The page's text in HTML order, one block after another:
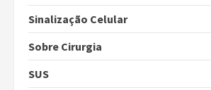
Sinalização Celular
Sobre Cirurgia
SUS